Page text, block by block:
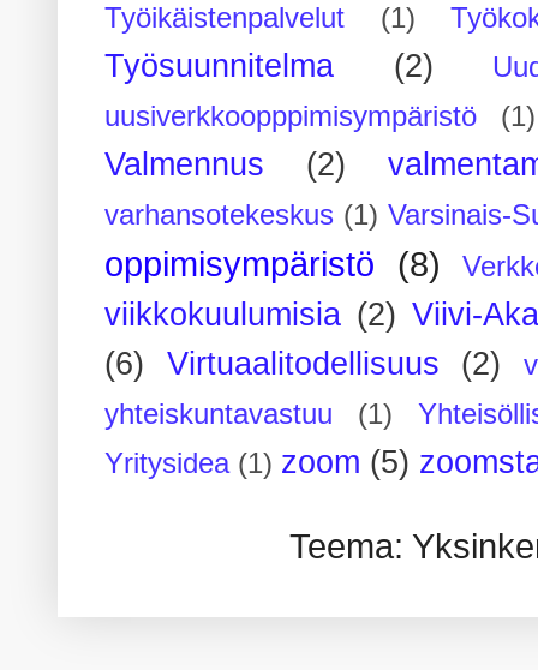
Työikäistenpalvelut
(1)
Työsuunnitelma (2)
uusiverkkoopppimisympäristö
(1)
Valmennus (2)
varhansotekeskus (1) Varsinais-
oppimisympäristö (8)
viikkokuulumisia (2) Viivi-
(6)
Virtuaalitodellisuus (2)
yhteiskuntavastuu
(1)
Yritysidea (1) zoom (5)
Teema: